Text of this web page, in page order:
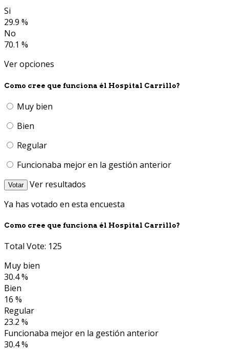
Si
29.9 %
No
70.1 %
Ver opciones
Como cree que funciona él Hospital Carrillo?
Muy bien
Bien
Regular
Funcionaba mejor en la gestión anterior
Votar
Ver resultados
Ya has votado en esta encuesta
Como cree que funciona él Hospital Carrillo?
Total Vote: 125
Muy bien
30.4 %
Bien
16 %
Regular
23.2 %
Funcionaba mejor en la gestión anterior
30.4 %